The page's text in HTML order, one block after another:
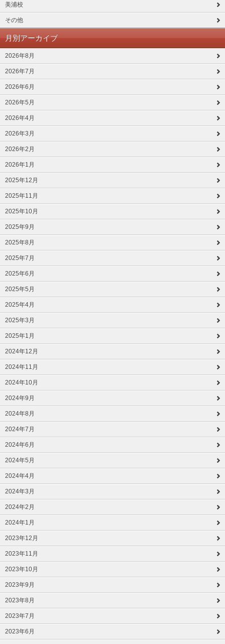
美浦校
その他
月別アーカイブ
2026年8月
2026年7月
2026年6月
2026年5月
2026年4月
2026年3月
2026年2月
2026年1月
2025年12月
2025年11月
2025年10月
2025年9月
2025年8月
2025年7月
2025年6月
2025年5月
2025年4月
2025年3月
2025年1月
2024年12月
2024年11月
2024年10月
2024年9月
2024年8月
2024年7月
2024年6月
2024年5月
2024年4月
2024年3月
2024年2月
2024年1月
2023年12月
2023年11月
2023年10月
2023年9月
2023年8月
2023年7月
2023年6月